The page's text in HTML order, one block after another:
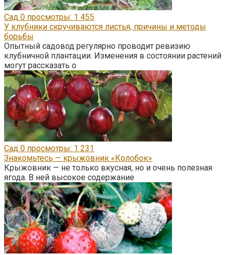
Сад 0 просмотры: 1 455
У клубники скручиваются листья, причины и методы
борьбы
Опытный садовод регулярно проводит ревизию
клубничной плантации. Изменения в состоянии растений
могут рассказать о
Сад 0 просмотры: 1 231
Знакомьтесь — крыжовник «Колобок»
Крыжовник — не только вкусная, но и очень полезная
ягода. В ней высокое содержание